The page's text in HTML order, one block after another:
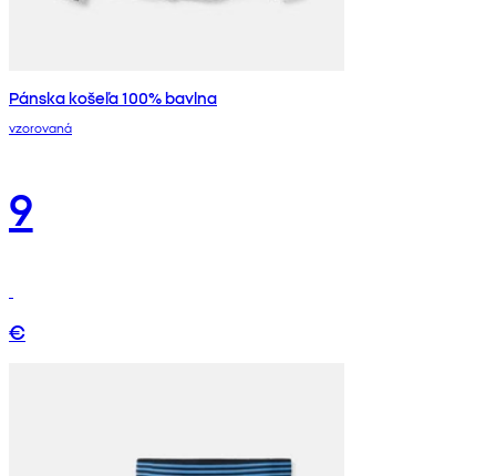
Pánska košeľa 100% bavlna
vzorovaná
9
€